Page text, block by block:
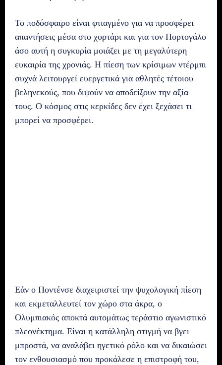
Το ποδόσφαιρο είναι φτιαγμένο για να προσφέρει
απαντήσεις μέσα στο χορτάρι και για τον Πορτογάλο
άσο αυτή η συγκυρία μοιάζει με τη μεγαλύτερη
ευκαιρία της χρονιάς. Η πίεση των κρίσιμων ντέρμπι
συχνά λειτουργεί ευεργετικά για αθλητές τέτοιου
βεληνεκούς, που διψούν να αποδείξουν την αξία
τους. Ο κόσμος στις κερκίδες δεν έχει ξεχάσει τι
μπορεί να προσφέρει.
Εάν ο Ποντένσε διαχειριστεί την ψυχολογική πίεση
και εκμεταλλευτεί τον χώρο στα άκρα, ο
Ολυμπιακός αποκτά αυτομάτως τεράστιο αγωνιστικό
πλεονέκτημα. Είναι η κατάλληλη στιγμή να βγει
μπροστά, να αναλάβει ηγετικό ρόλο και να δικαιώσει
τον ενθουσιασμό που προκάλεσε η επιστροφή του,